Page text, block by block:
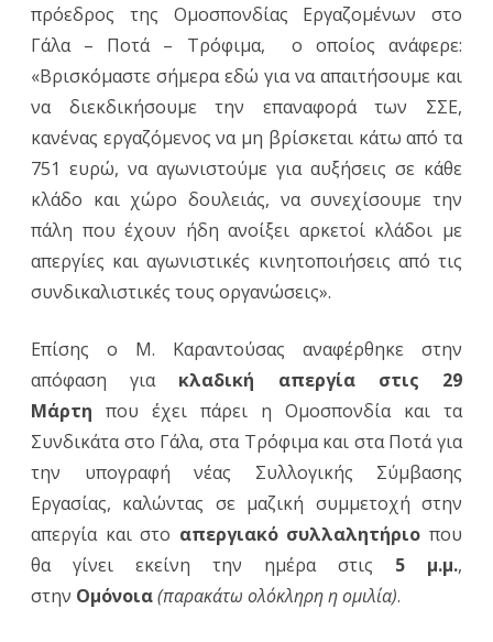
πρόεδρος της Ομοσπονδίας Εργαζομένων στο
Γάλα – Ποτά – Τρόφιμα, ο οποίος ανάφερε:
«Βρισκόμαστε σήμερα εδώ για να απαιτήσουμε και
να διεκδικήσουμε την επαναφορά των ΣΣΕ,
κανένας εργαζόμενος να μη βρίσκεται κάτω από τα
751 ευρώ, να αγωνιστούμε για αυξήσεις σε κάθε
κλάδο και χώρο δουλειάς, να συνεχίσουμε την
πάλη που έχουν ήδη ανοίξει αρκετοί κλάδοι με
απεργίες και αγωνιστικές κινητοποιήσεις από τις
συνδικαλιστικές τους οργανώσεις».
Επίσης ο Μ. Καραντούσας αναφέρθηκε στην
απόφαση για κλαδική απεργία στις 29
Μάρτη που έχει πάρει η Ομοσπονδία και τα
Συνδικάτα στο Γάλα, στα Τρόφιμα και στα Ποτά για
την υπογραφή νέας Συλλογικής Σύμβασης
Εργασίας, καλώντας σε μαζική συμμετοχή στην
απεργία και στο απεργιακό συλλαλητήριοπου
θα γίνει εκείνη την ημέρα στις 5 μ.μ.,
στην Ομόνοια(παρακάτω ολόκληρη η ομιλία).